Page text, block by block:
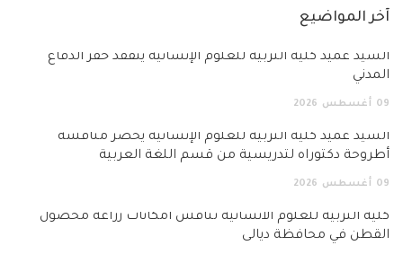
آخر المواضيع
السيد عميد كلية التربية للعلوم الإنسانية يتفقد خفر الدفاع
المدني
09 أغسطس 2026
السيد عميد كلية التربية للعلوم الإنسانية يحضر مناقشة
أطروحة دكتوراه لتدريسية من قسم اللغة العربية
09 أغسطس 2026
كلية التربية للعلوم الانسانية تناقش امكانات زراعة محصول
القطن في محافظة ديالى